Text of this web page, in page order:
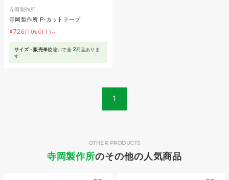
寺岡製作所
寺岡製作所 P-カットテープ
¥726(10%OFF)～
サイズ・販売単位違いで全 2商品ありま
す
1
寺岡製作所のその他の人気商品
OTHER PRODUCTS